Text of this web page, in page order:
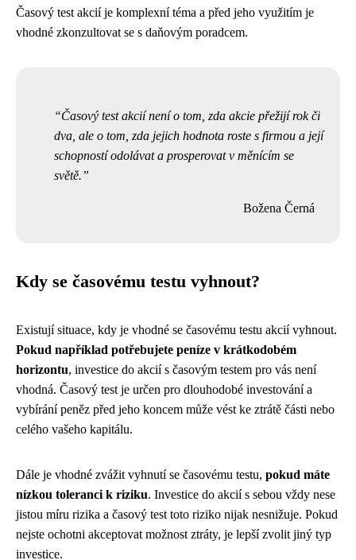
Časový test akcií je komplexní téma a před jeho využitím je
vhodné zkonzultovat se s daňovým poradcem.
Časový test akcií není o tom, zda akcie přežijí rok či
dva, ale o tom, zda jejich hodnota roste s firmou a její
schopností odolávat a prosperovat v měnícím se
světě.
Božena Černá
Kdy se časovému testu vyhnout?
Existují situace, kdy je vhodné se časovému testu akcií vyhnout.
Pokud například potřebujete peníze v krátkodobém
horizontu, investice do akcií s časovým testem pro vás není
vhodná. Časový test je určen pro dlouhodobé investování a
vybírání peněz před jeho koncem může vést ke ztrátě části nebo
celého vašeho kapitálu.
Dále je vhodné zvážit vyhnutí se časovému testu, pokud máte
nízkou toleranci k riziku. Investice do akcií s sebou vždy nese
jistou míru rizika a časový test toto riziko nijak nesnižuje. Pokud
nejste ochotni akceptovat možnost ztráty, je lepší zvolit jiný typ
investice.